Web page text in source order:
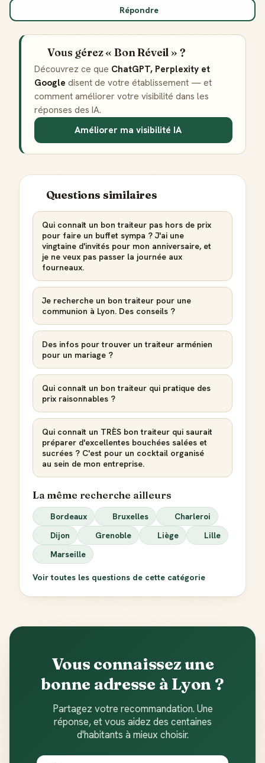
Répondre
Vous gérez « Bon Réveil » ?
Découvrez ce que ChatGPT, Perplexity et
Google disent de votre établissement — et
comment améliorer votre visibilité dans les
réponses des IA.
Améliorer ma visibilité IA
Questions similaires
Qui connaît un bon traiteur pas hors de prix
pour faire un buffet sympa ? J'ai une
vingtaine d'invités pour mon anniversaire, et
je ne veux pas passer la journée aux
fourneaux.
Je recherche un bon traiteur pour une
communion à Lyon. Des conseils ?
Des infos pour trouver un traiteur arménien
pour un mariage ?
Qui connaît un bon traiteur qui pratique des
prix raisonnables ?
Qui connaît un TRÈS bon traiteur qui saurait
préparer d'excellentes bouchées salées et
sucrées ? C'est pour un cocktail organisé
au sein de mon entreprise.
La même recherche ailleurs
Bordeaux Bruxelles
Charleroi
Dijon
Grenoble Liège
Lille
Marseille
Voir toutes les questions de cette catégorie
Badge Guide Local
Reconnaissance locale
Deviens une référence dans ta ville
Notifications
Sois notifié quand ton avis aide quelqu'un
Créer mon compte Guide
Vous connaissez une
bonne adresse à Lyon ?
Partagez votre recommandation. Une
réponse, et vous aidez des centaines
d'habitants à mieux choisir.